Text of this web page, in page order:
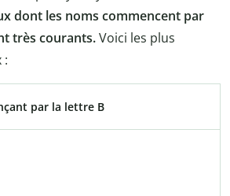
dont les noms commencent par
très courants.Voici les plus
:
par la lettre B